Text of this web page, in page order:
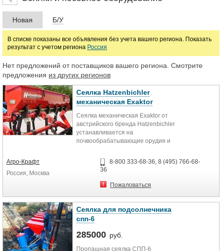
Сеялки пневматические
Рассадопосадочные машины
Цена
руб.
Марка
Новая Б/У
В списке показаны все объявления без учета вашего региона. Показать
результат с учетом региона Россия
Нет предложений от поставщиков вашего региона. Смотрите
предложения из других регионов
Сеялка Hatzenbichler
механическая Exaktor
Сеялка механическая Exaktor от
австрийского бренда Hatzenbichler
устанавливается на
почвообрабатывающие орудия и
мелкосеменных культур и внесения
гранулированных удобрений.
Может исполняться из
Помимо базовой комплектации,
может дополнительно
дооборудоваться дополнительным
количеством необходимых
Агро-Крафт
Россия, Москва
8-800 333-68-36, 8 (495) 766-68-
36
Пожаловаться
Сеялка для подсолнечника
спп-6
285000 руб.
Пропашная сеялка СПП-6